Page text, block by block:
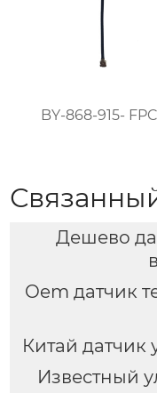
BY-868-915-
Дешево
Oem датчик
Китай датчик
Известный